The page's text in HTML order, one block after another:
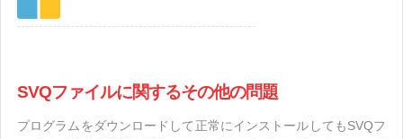
SVQファイルに関するその他の問題
プログラムをダウンロードして正常にインストールしてもSVQフ